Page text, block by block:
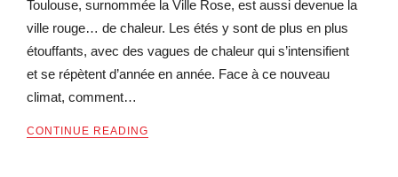
Toulouse, surnommée la Ville Rose, est aussi devenue la
ville rouge… de chaleur. Les étés y sont de plus en plus
étouffants, avec des vagues de chaleur qui s’intensifient
et se répètent d’année en année. Face à ce nouveau
climat, comment…
CONTINUE READING